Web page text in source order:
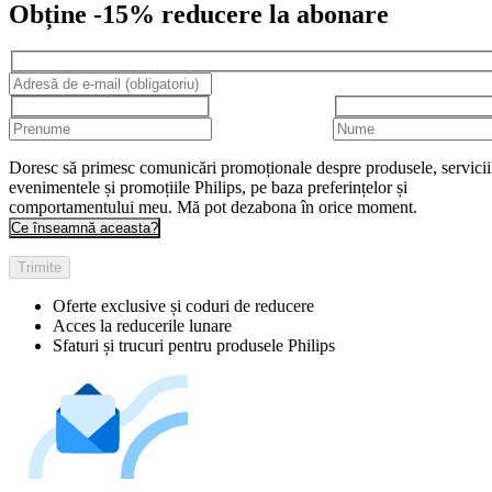
Obține -15% reducere la abonare
Doresc să primesc comunicări promoționale despre produsele,
evenimentele și promoțiile Philips, pe baza preferințelor și
comportamentului meu. Mă pot dezabona în orice moment.
Ce înseamnă aceasta?
Trimite
Oferte exclusive și coduri de reducere
Acces la reducerile lunare
Sfaturi și trucuri pentru produsele Philips